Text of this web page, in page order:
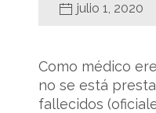
julio 1, 2020
Como médico
no se está
fallecidos